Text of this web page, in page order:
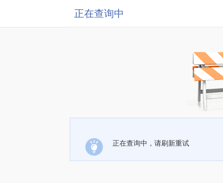
正在查询中
正在查询中，请刷新重试